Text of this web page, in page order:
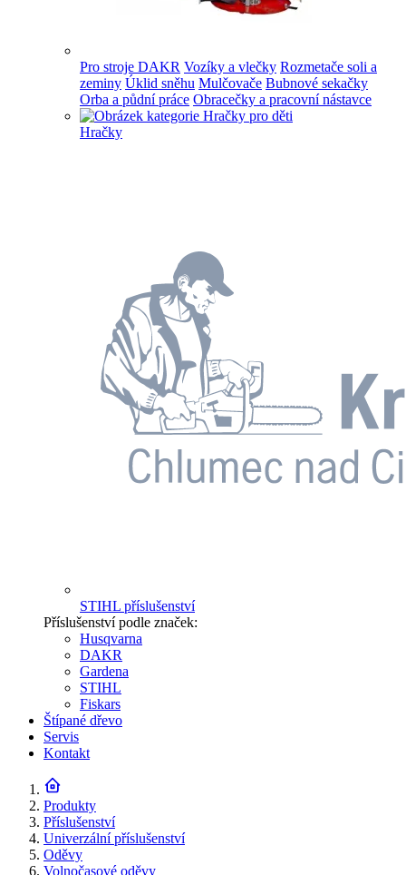
Pro stroje DAKR Vozíky a vlečky Rozmetače soli a
zeminy Úklid sněhu Mulčovače Bubnové sekačky
Orba a půdní práce Obracečky a pracovní nástavce
Hračky
STIHL příslušenství
Příslušenství podle značek:
Husqvarna
DAKR
Gardena
STIHL
Fiskars
Štípané dřevo
Servis
Kontakt
Produkty
Příslušenství
Univerzální příslušenství
Oděvy
Volnočasové oděvy